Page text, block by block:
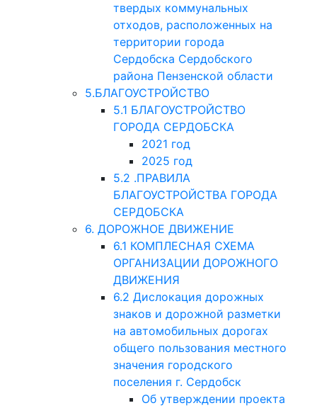
твердых коммунальных
отходов, расположенных на
территории города
Сердобска Сердобского
района Пензенской области
5.БЛАГОУСТРОЙСТВО
5.1 БЛАГОУСТРОЙСТВО
ГОРОДА СЕРДОБСКА
2021 год
2025 год
5.2 .ПРАВИЛА
БЛАГОУСТРОЙСТВА ГОРОДА
СЕРДОБСКА
6. ДОРОЖНОЕ ДВИЖЕНИЕ
6.1 КОМПЛЕСНАЯ СХЕМА
ОРГАНИЗАЦИИ ДОРОЖНОГО
ДВИЖЕНИЯ
6.2 Дислокация дорожных
знаков и дорожной разметки
на автомобильных дорогах
общего пользования местного
значения городского
поселения г. Сердобск
Об утверждении проекта